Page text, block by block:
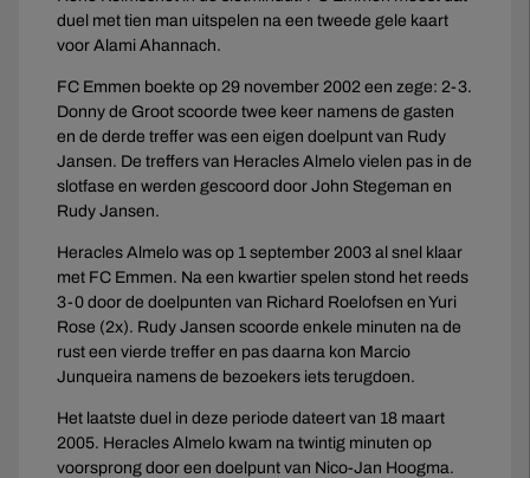
duel met tien man uitspelen na een tweede gele kaart
voor Alami Ahannach.
FC Emmen boekte op 29 november 2002 een zege: 2-3.
Donny de Groot scoorde twee keer namens de gasten
en de derde treffer was een eigen doelpunt van Rudy
Jansen. De treffers van Heracles Almelo vielen pas in de
slotfase en werden gescoord door John Stegeman en
Rudy Jansen.
Heracles Almelo was op 1 september 2003 al snel klaar
met FC Emmen. Na een kwartier spelen stond het reeds
3-0 door de doelpunten van Richard Roelofsen en Yuri
Rose (2x). Rudy Jansen scoorde enkele minuten na de
rust een vierde treffer en pas daarna kon Marcio
Junqueira namens de bezoekers iets terugdoen.
Het laatste duel in deze periode dateert van 18 maart
2005. Heracles Almelo kwam na twintig minuten op
voorsprong door een doelpunt van Nico-Jan Hoogma.